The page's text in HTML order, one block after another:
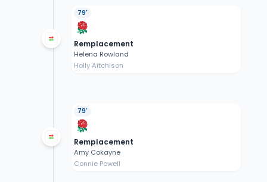
79'
Remplacement
Helena Rowland
Holly Aitchison
79'
Remplacement
Amy Cokayne
Connie Powell